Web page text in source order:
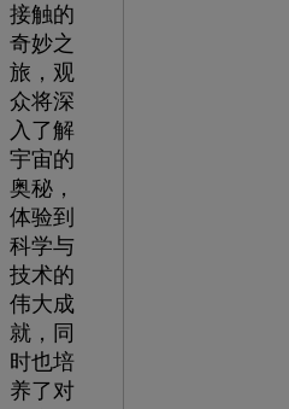
接触的
奇妙之
旅，观
众将深
入了解
宇宙的
奥秘，
体验到
科学与
技术的
伟大成
就，同
时也培
养了对